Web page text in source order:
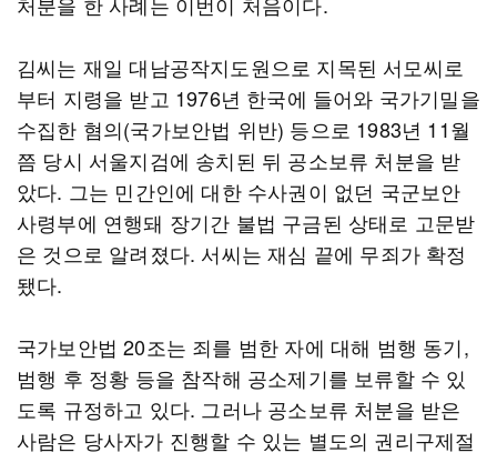
김씨는 재일 대남공작지도원으로 지목된 서모씨로
부터 지령을 받고 1976년 한국에 들어와 국가기밀을
수집한 혐의(국가보안법 위반) 등으로 1983년 11월
쯤 당시 서울지검에 송치된 뒤 공소보류 처분을 받
았다. 그는 민간인에 대한 수사권이 없던 국군보안
사령부에 연행돼 장기간 불법 구금된 상태로 고문받
은 것으로 알려졌다. 서씨는 재심 끝에 무죄가 확정
됐다.
국가보안법 20조는 죄를 범한 자에 대해 범행 동기,
범행 후 정황 등을 참작해 공소제기를 보류할 수 있
도록 규정하고 있다. 그러나 공소보류 처분을 받은
사람은 당사자가 진행할 수 있는 별도의 권리구제절